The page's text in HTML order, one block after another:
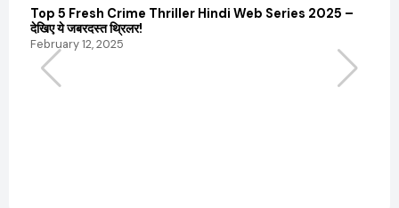
Top 5 Fresh Crime Thriller Hindi Web Series 2025 –
देखिए ये जबरदस्त थ्रिलर!
February 12, 2025